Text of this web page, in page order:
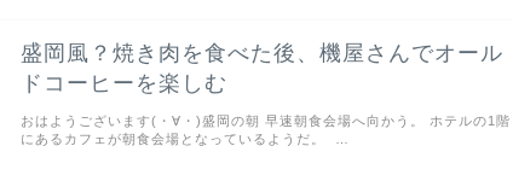
盛岡風？焼き肉を食べた後、機屋さんでオール
ドコーヒーを楽しむ
おはようございます(・∀・)盛岡の朝 早速朝食会場へ向かう。 ホテルの1階
にあるカフェが朝食会場となっているようだ。 …